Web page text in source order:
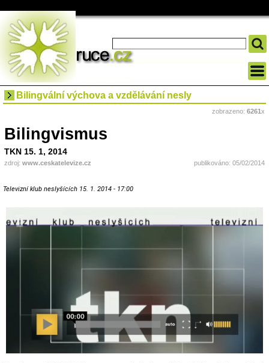
Bilingvální výchova a vzdělávání nesly
zobrazeno: 6261x
Bilingvismus
TKN 15. 1, 2014
zdroj: www.ceskatelevize.cz publikováno: 05/02/2014
Televizní klub neslyšících 15. 1. 2014 - 17:00